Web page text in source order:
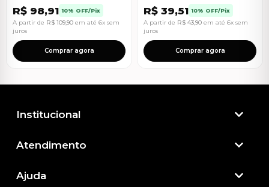
R$ 98,91 10% OFF/Pix
A partir de R$ 109,90 em até 6x sem
juros
Comprar agora
R$ 39,51 10% OFF/Pix
A partir de R$ 43,90 em até 6x sem
juros
Comprar agora
Institucional
Atendimento​
Ajuda